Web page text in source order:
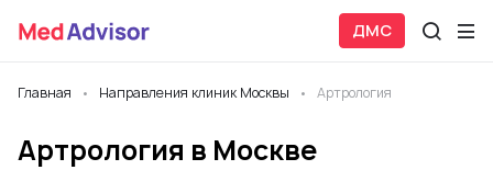
ДМС
Главная Направления клиник Москвы Артрология
Артрология в Москве